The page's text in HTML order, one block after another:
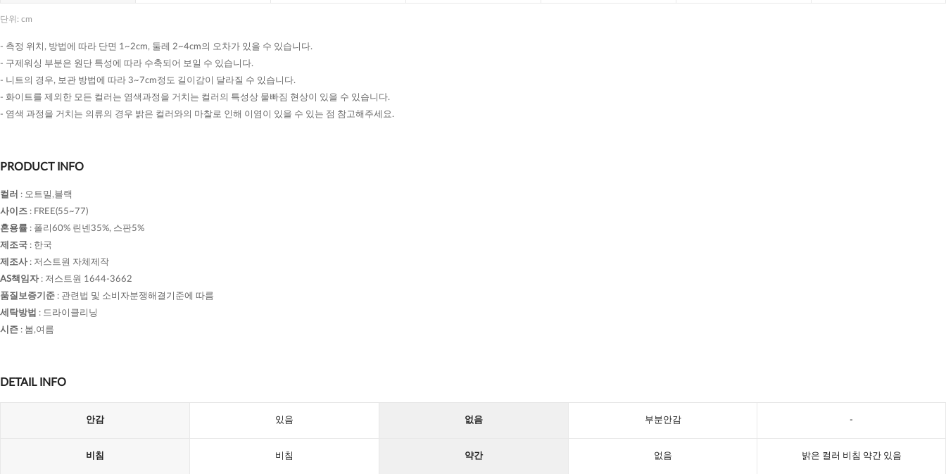
단위: cm
- 측정 위치, 방법에 따라 단면 1~2cm, 둘레 2~4cm의 오차가 있을 수 있습니다.
- 구제워싱 부분은 원단 특성에 따라 수축되어 보일 수 있습니다.
- 니트의 경우, 보관 방법에 따라 3~7cm정도 길이감이 달라질 수 있습니다.
- 화이트를 제외한 모든 컬러는 염색과정을 거치는 컬러의 특성상 물빠짐 현상이 있을 수 있습니다.
- 염색 과정을 거치는 의류의 경우 밝은 컬러와의 마찰로 인해 이염이 있을 수 있는 점 참고해주세요.
PRODUCT INFO
컬러 : 오트밀,블랙
사이즈 : FREE(55~77)
혼용률 : 폴리60% 린넨35%, 스판5%
제조국 : 한국
제조사: 저스트원 자체제작
AS책임자: 저스트원 1644-3662
품질보증기준 : 관련법 및 소비자분쟁해결기준에 따름
세탁방법 : 드라이클리닝
시즌 : 봄,여름
DETAIL INFO
안감 있음 없음 부분안감 -
비침 비침 약간 없음 밝은 컬러 비침 약간 있음